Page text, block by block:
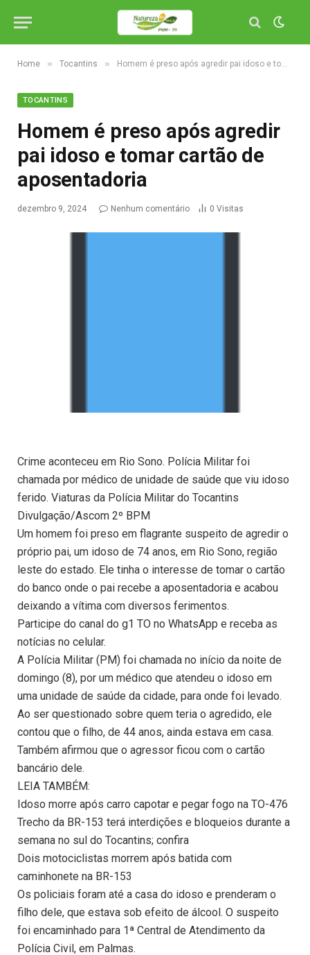
Home » Tocantins » Homem é preso após agredir pai idoso e tomar cartão de aposentadoria
TOCANTINS
Homem é preso após agredir
pai idoso e tomar cartão de
aposentadoria
dezembro 9, 2024 Nenhum comentário 0 Visitas
Crime aconteceu em Rio Sono. Polícia Militar foi
chamada por médico de unidade de saúde que viu idoso
ferido. Viaturas da Polícia Militar do Tocantins
Divulgação/Ascom 2º BPM
Um homem foi preso em flagrante suspeito de agredir o
próprio pai, um idoso de 74 anos, em Rio Sono, região
leste do estado. Ele tinha o interesse de tomar o cartão
do banco onde o pai recebe a aposentadoria e acabou
deixando a vítima com diversos ferimentos.
Participe do canal do g1 TO no WhatsApp e receba as
notícias no celular.
A Polícia Militar (PM) foi chamada no início da noite de
domingo (8), por um médico que atendeu o idoso em
uma unidade de saúde da cidade, para onde foi levado.
Ao ser questionado sobre quem teria o agredido, ele
contou que o filho, de 44 anos, ainda estava em casa.
Também afirmou que o agressor ficou com o cartão
bancário dele.
LEIA TAMBÉM:
Idoso morre após carro capotar e pegar fogo na TO-476
Trecho da BR-153 terá interdições e bloqueios durante a
semana no sul do Tocantins; confira
Dois motociclistas morrem após batida com
caminhonete na BR-153
Os policiais foram até a casa do idoso e prenderam o
filho dele, que estava sob efeito de álcool. O suspeito
foi encaminhado para 1ª Central de Atendimento da
Polícia Civil, em Palmas.